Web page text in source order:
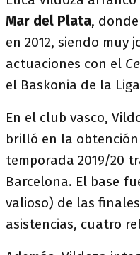
Mar del Plata,
en 2012, siendo muy
actuaciones con el
el Baskonia de la Liga
En el club vasco,
brilló en la
temporada 2019/20
Barcelona. El base
valioso) de las
asistencias, cuatro